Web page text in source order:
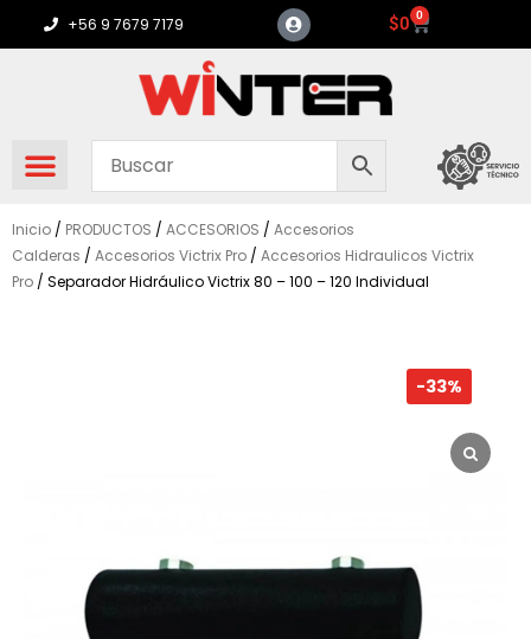
+56 9 7679 7179 $0 0
Carrito
Inicio / PRODUCTOS / ACCESORIOS / Accesorios
Calderas / Accesorios Victrix Pro / Accesorios Hidraulicos Victrix
Pro / Separador Hidráulico Victrix 80 – 100 – 120 Individual
-33%